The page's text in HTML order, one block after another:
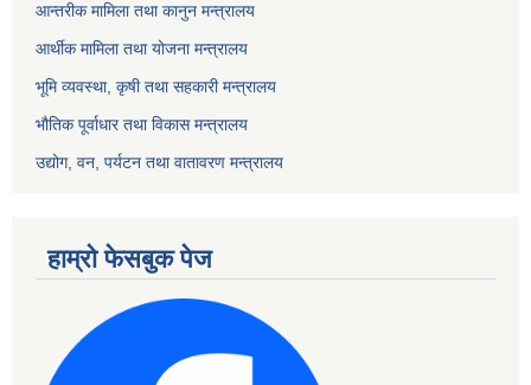
आन्तरीक मामिला तथा कानुन मन्त्रालय
आर्थीक मामिला तथा योजना मन्त्रालय
भूमि व्यवस्था, कृषी तथा सहकारी मन्त्रालय
भौतिक पूर्वाधार तथा विकास मन्त्रालय
उद्योग, वन, पर्यटन तथा वातावरण मन्त्रालय
हाम्रो फेसबुक पेज